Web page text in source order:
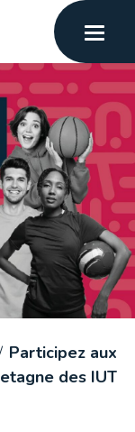
Participez aux
des IUT